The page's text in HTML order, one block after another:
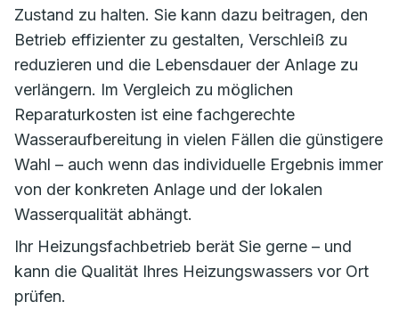
Zustand zu halten. Sie kann dazu beitragen, den
Betrieb effizienter zu gestalten, Verschleiß zu
reduzieren und die Lebensdauer der Anlage zu
verlängern. Im Vergleich zu möglichen
Reparaturkosten ist eine fachgerechte
Wasseraufbereitung in vielen Fällen die günstigere
Wahl – auch wenn das individuelle Ergebnis immer
von der konkreten Anlage und der lokalen
Wasserqualität abhängt.
Ihr Heizungsfachbetrieb berät Sie gerne – und
kann die Qualität Ihres Heizungswassers vor Ort
prüfen.